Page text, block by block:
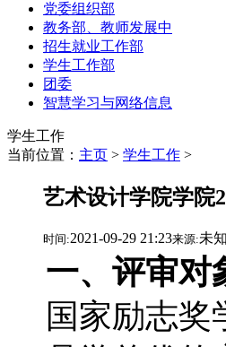
党委组织部
教务部、教师发展中
招生就业工作部
学生工作部
团委
智慧学习与网络信息
学生工作
当前位置： 主页 > 学生工作 >
艺术设计学院学院
时间:2021-09-29 21:23来源:未知
一、评审对
国家励志奖